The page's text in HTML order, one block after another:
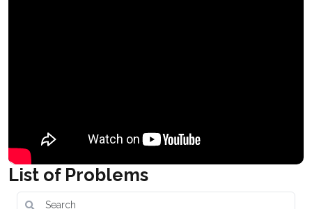
List of Problems